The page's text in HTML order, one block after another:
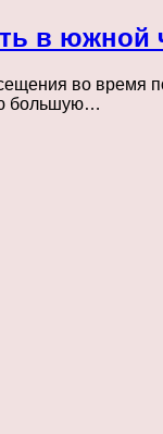
в южной
во время
большую…